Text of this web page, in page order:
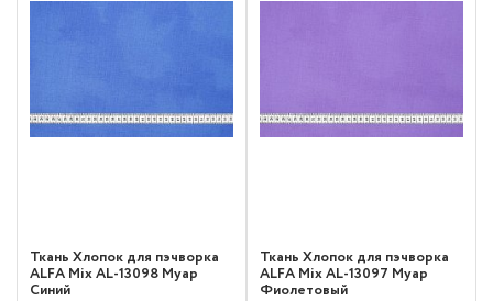
Ткань Хлопок для пэчворка
ALFA Mix AL-13098 Муар
Синий
Ткань Хлопок для пэчворка
ALFA Mix AL-13097 Муар
Фиолетовый